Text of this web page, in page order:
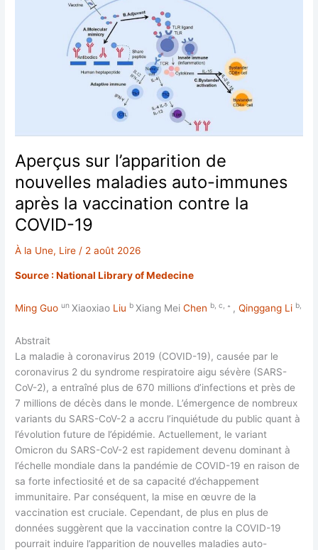
Aperçus sur l’apparition de
nouvelles maladies auto-immunes
après la vaccination contre la
COVID-19
À la Une, Lire / 2 août 2026
Source : National Library of Medecine
Ming Guo unXiaoxiao Liu bXiang MeiChen b, c, ∗ ,Qinggang Li b,
Abstrait
La maladie à coronavirus 2019 (COVID-19), causée par le
coronavirus 2 du syndrome respiratoire aigu sévère (SARS-
CoV-2), a entraîné plus de 670 millions d’infections et près de
7 millions de décès dans le monde. L’émergence de nombreux
variants du SARS-CoV-2 a accru l’inquiétude du public quant à
l’évolution future de l’épidémie. Actuellement, le variant
Omicron du SARS-CoV-2 est rapidement devenu dominant à
l’échelle mondiale dans la pandémie de COVID-19 en raison de
sa forte infectiosité et de sa capacité d’échappement
immunitaire. Par conséquent, la mise en œuvre de la
vaccination est cruciale. Cependant, de plus en plus de
données suggèrent que la vaccination contre la COVID-19
pourrait induire l’apparition de nouvelles maladies auto-